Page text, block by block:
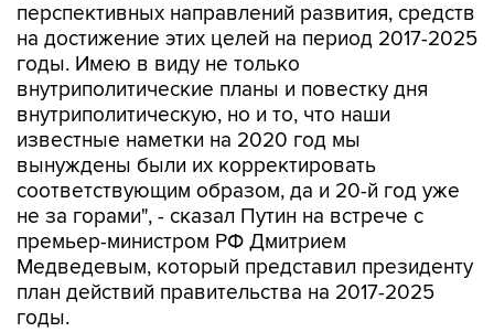
перспективных направлений развития, средств
на достижение этих целей на период 2017-2025
годы. Имею в виду не только
внутриполитические планы и повестку дня
внутриполитическую, но и то, что наши
известные наметки на 2020 год мы
вынуждены были их корректировать
соответствующим образом, да и 20-й год уже
не за горами", - сказал Путин на встрече с
премьер-министром РФ Дмитрием
Медведевым, который представил президенту
план действий правительства на 2017-2025
годы.